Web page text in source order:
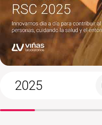
2025